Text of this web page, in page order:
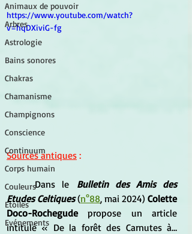
Animaux de pouvoir
Arbres
Astrologie
Bains sonores
Chakras
Chamanisme
Champignons
Conscience
Continuum
Corps humain
Couleurs
Etoiles
Evénements
https://www.youtube.com/watch?
v=hqDXiviG-fg
Sources antiques :
Dans le Bulletin des Amis des
Etudes Celtiques (n°88, mai 2024) Colette
Doco-Rochegude propose un article
intitulé « De la forêt des Carnutes à…